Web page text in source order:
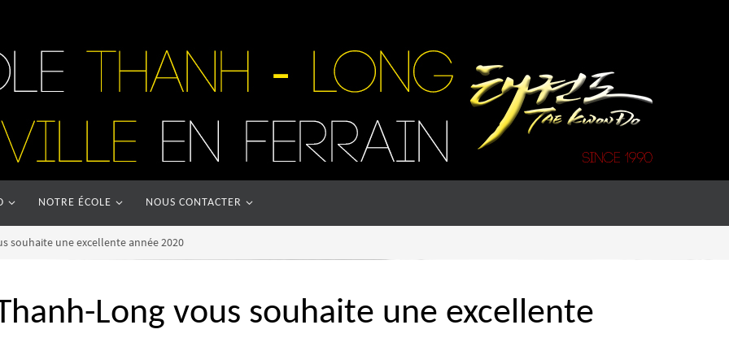
NOTRE ÉCOLE NOUS CONTACTER
souhaite une excellente année 2020
Long vous souhaite une excellente